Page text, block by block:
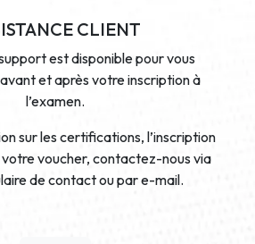
CLIENT
est disponible pour vous
et après votre inscription à
l’examen.
sur les certifications, l’inscription
votre voucher, contactez-nous via
de contact ou par e-mail.